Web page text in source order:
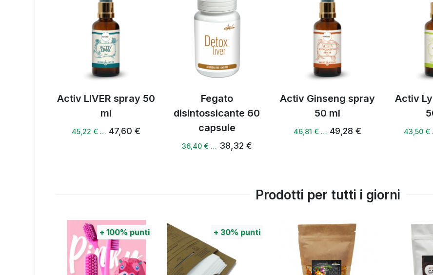
Activ LIVER spray 50
47,60 €
Fegato
disintossicante 60
38,32 €
Activ Ginseng spray
49,28 €
Activ Lymph spray
43,50 € … 45,32 €
Prodotti per tutti i giorni
+ 100%punti + 30%punti